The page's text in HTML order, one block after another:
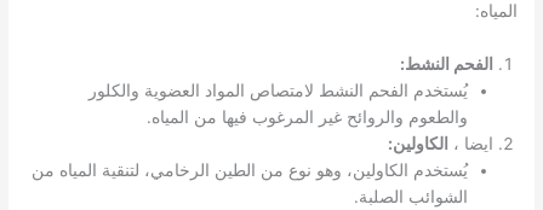
المياه:
الفحم النشط:
يُستخدم الفحم النشط لامتصاص المواد العضوية والكلور
والطعوم والروائح غير المرغوب فيها من المياه.
ايضا ، الكاولين:
يُستخدم الكاولين، وهو نوع من الطين الرخامي، لتنقية المياه من
الشوائب الصلبة.